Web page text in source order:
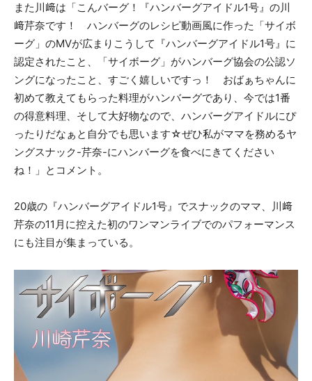
また川﨑は「こんバーグ！『ハンバーグアイドル1号』の川
﨑芹奈です！ ハンバーグのレシピ動画風に作った「サイボ
ーグ」のMVが広まりこうして『ハンバーグアイドル1号』に
認定されたこと、「サイボーグ」がハンバーグ協会の公認ソ
ングになったこと、すごく嬉しいですっ！ おばぁちゃんに
初めて教えてもらった料理がハンバーグであり、今では1番
の得意料理、そして大好物なので、ハンバーグアイドルにぴ
ったりだなぁと自分でも思います☆ぜひ私がママを務めるヤ
ングスナック-芹奈-にハンバーグを食べにきてください
ね！」とコメント。
20歳の『ハンバーグアイドル1号』でスナックのママ、川﨑
芹奈の11月に控えた初のワンマンライブでのパフォーマンス
にも注目が集まっている。